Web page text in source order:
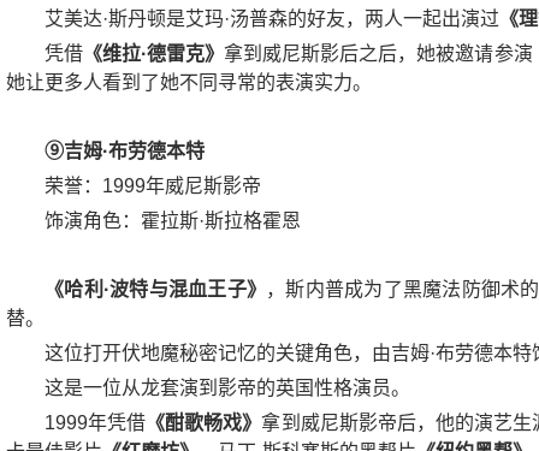
艾美达·斯丹顿是艾玛·汤普森的好友，两人一起出演过 《
凭借 《维拉·德雷克》拿到威尼斯影后之后，她被邀请参演
她让更多人看到了她不同寻常的表演实力。
⑨吉姆·布劳德本特
荣誉：1999年威尼斯影帝
饰演角色：霍拉斯·斯拉格霍恩
《哈利·波特与混血王子》 ，斯内普成为了黑魔法防御术
替。
这位打开伏地魔秘密记忆的关键角色，由吉姆·布劳德本特
这是一位从龙套演到影帝的英国性格演员。
1999年凭借 《酣歌畅戏》拿到威尼斯影帝后，他的演艺